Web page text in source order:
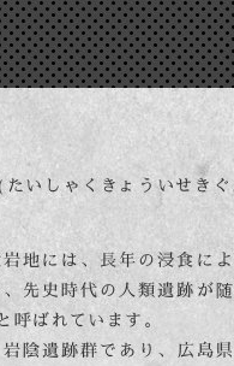
たいしゃくきょういせき
地には、 長年の浸食に
先史時代の人類遺跡が
呼ばれています。
陰遺跡群であり、 広島